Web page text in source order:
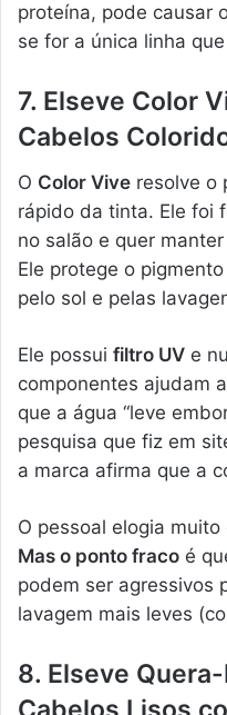
proteína, pode causar
se for a única linha
7. Elseve Color
Cabelos
O Color Vive resolve o
rápido da tinta. Ele foi
no salão e quer
Ele protege o
pelo sol e pelas
Ele possui filtro UV e
componentes ajudam
que a água “leve
pesquisa que fiz em
a marca afirma que a
O pessoal elogia
Mas o ponto fraco é
podem ser agressivos
lavagem mais leves
8. Elseve